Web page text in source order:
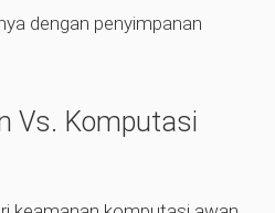
dengan penyimpanan
Vs. Komputasi